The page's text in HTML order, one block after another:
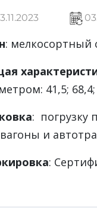
: мелкосортный
41,5;
: погрузку
и
: